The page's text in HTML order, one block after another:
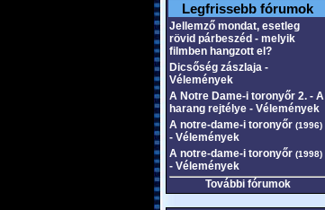
Legfrissebb fórumok
Jellemző mondat, esetleg
rövid párbeszéd - melyik
filmben hangzott el?
Dicsőség zászlaja -
Vélemények
A Notre Dame-i toronyőr 2. - A
harang rejtélye - Vélemények
A notre-dame-i toronyőr (1996)
- Vélemények
A notre-dame-i toronyőr (1998)
- Vélemények
További fórumok